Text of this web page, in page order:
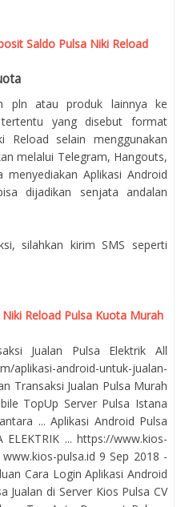
Saldo Pulsa Niki Reload
pln atau produk lainnya ke
yang disebut format
Reload selain menggunakan
melalui Telegram, Hangouts,
Aplikasi Android
dijadikan senjata andalan
silahkan kirim SMS seperti
Niki Reload Pulsa Kuota Murah
Jualan Pulsa Elektrik All
android-untuk-jualan-
Transaksi Jualan Pulsa Murah
TopUp Server Pulsa Istana
... Aplikasi Android Pulsa
... https://www.kios-
pulsa.id 9 Sep 2018 -
Cara Login Aplikasi Android
Jualan di Server Kios Pulsa CV